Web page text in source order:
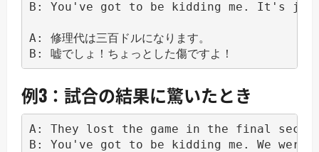
B: You've got to be kidding me. It's
A: 修理代は三百ドルになります。
例3：試合の結果に驚いたとき
A: They lost the game in the final
B: You've got to be kidding me. We